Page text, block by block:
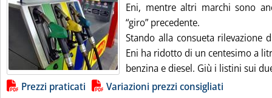
Eni, mentre altri marchi sono
“giro” precedente.
Stando alla consueta rilevazione
Eni ha ridotto di un centesimo a
benzina e diesel. Giù i listini sui
Lista allegati PDF alla notizia
Prezzi praticati Variazioni prezzi consigliati